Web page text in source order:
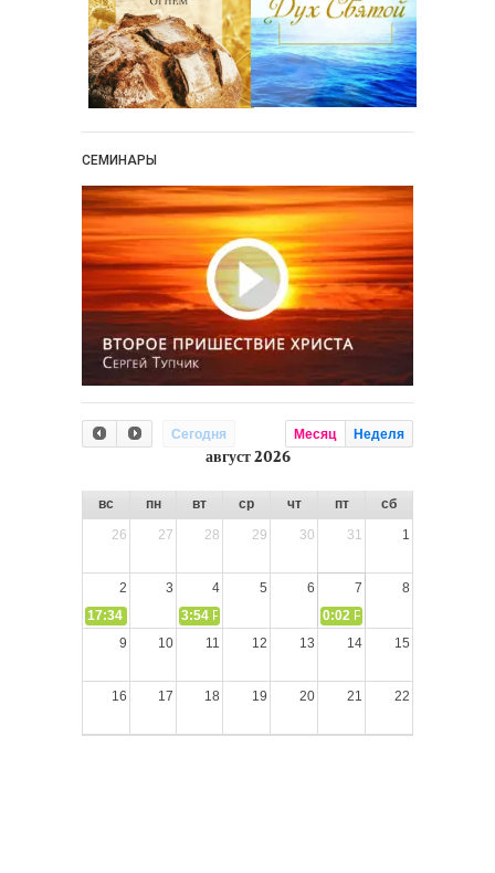
СЕМИНАРЫ
Сегодня Месяц Неделя
август 2026
вс пн вт ср чт пт
сб
26
27 28 29 30 31 1
2 3 4 5 6 7
8
17:34
СЛОВО из СЛОВА – «Ищите Господа, призывайте Его»
3:54 РАЗМЫШЛЕНИЕ: Дух Святой не угашайте!
0:02 РАЗМЫШЛЕНИЯ: Дух
9
10 11 12 13 14 15
16 17 18 19 20 21 22